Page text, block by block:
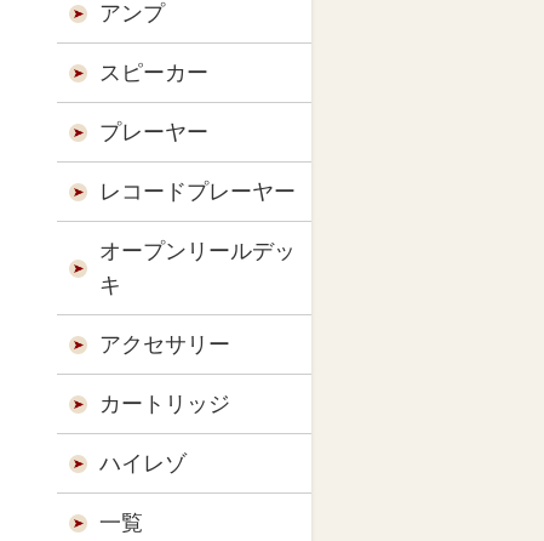
アンプ
スピーカー
プレーヤー
レコードプレーヤー
オープンリールデッ
キ
アクセサリー
カートリッジ
ハイレゾ
一覧